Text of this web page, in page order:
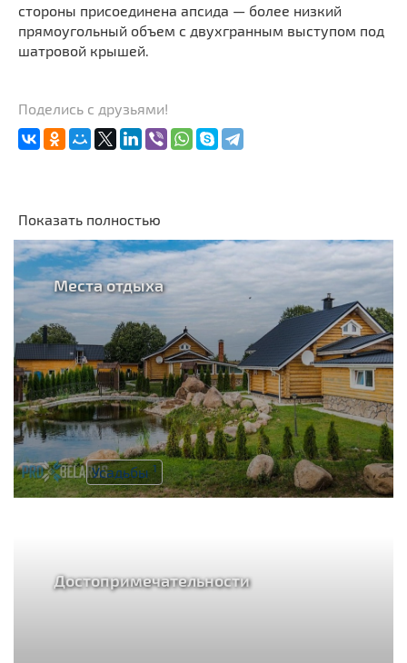
стороны присоединена апсида — более низкий
прямоугольный объем с двухгранным выступом под
шатровой крышей.
Поделись с друзьями!
Показать полностью
Места отдыха
Усадьбы 1
Достопримечательности